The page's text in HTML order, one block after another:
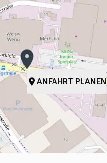
ANFAHRT PLANEN